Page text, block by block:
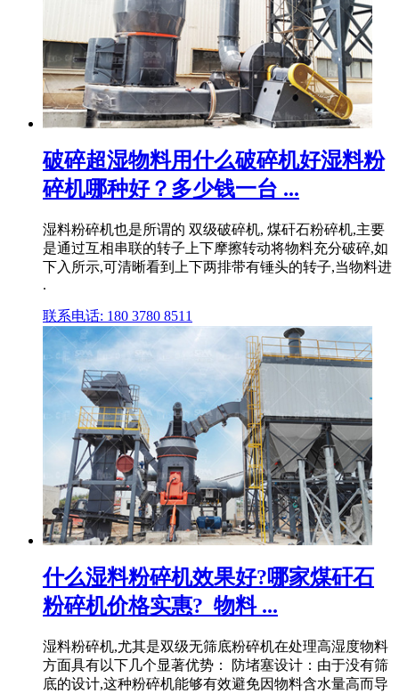
破碎超湿物料用什么破碎机好湿料粉
碎机哪种好？多少钱一台 ...
湿料粉碎机也是所谓的 双级破碎机, 煤矸石粉碎机,主要
是通过互相串联的转子上下摩擦转动将物料充分破碎,如
下入所示,可清晰看到上下两排带有锤头的转子,当物料进
.
联系电话: 180 3780 8511
什么湿料粉碎机效果好?哪家煤矸石
粉碎机价格实惠?_物料 ...
湿料粉碎机,尤其是双级无筛底粉碎机在处理高湿度物料
方面具有以下几个显著优势： 防堵塞设计：由于没有筛
底的设计,这种粉碎机能够有效避免因物料含水量高而导